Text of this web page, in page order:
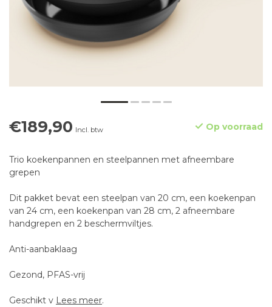
€189,90 Incl. btw Op voorraad
Trio koekenpannen en steelpannen met afneembare
grepen
Dit pakket bevat een steelpan van 20 cm, een koekenpan
van 24 cm, een koekenpan van 28 cm, 2 afneembare
handgrepen en 2 beschermviltjes.
Anti-aanbaklaag
Gezond, PFAS-vrij
Geschikt v Lees meer.